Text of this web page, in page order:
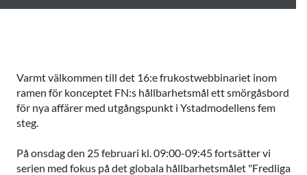
Varmt välkommen till det 16:e frukostwebbinariet inom
ramen för konceptet FN:s hållbarhetsmål ett smörgåsbord
för nya affärer med utgångspunkt i Ystadmodellens fem
steg.
På onsdag den 25 februari kl. 09:00-09:45 fortsätter vi
serien med fokus på det globala hållbarhetsmålet "Fredliga